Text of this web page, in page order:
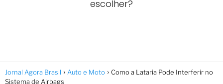
escolher?
Jornal Agora Brasil Auto e Moto
Como a Lataria Pode Interferir no
Sistema de Airbags